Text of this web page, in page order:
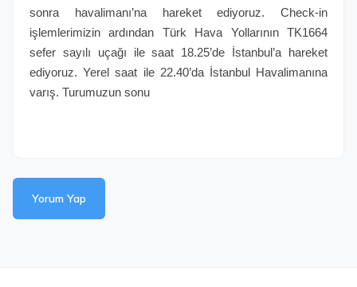
sonra havalimanı’na hareket ediyoruz. Check-in
işlemlerimizin ardından Türk Hava Yollarının TK1664
sefer sayılı uçağı ile saat 18.25’de İstanbul’a hareket
ediyoruz. Yerel saat ile 22.40’da İstanbul Havalimanına
varış. Turumuzun sonu
Yorum Yap